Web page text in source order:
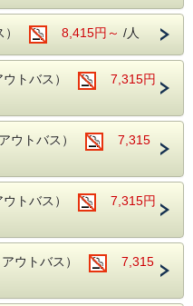
はニッコウキスゲ等数百種の植物が
りの滝】や【尾瀬】がおススメ！
車で約7分
約30分（戸倉よりは乗り合いバス
ちらの飲み放題つきバイキングプラ
の来館方法】別窓で開きま
往復）大人7,500円 小人3,750円
Ｒ沼田駅 大人10,000円 小人5,000
Ｒ上毛高原駅 大人11,000円 小人
、ご希望により途中コンビニに寄り
8:40発 ⇒ 鳩待峠
定場所） 16：00発 ⇒ 老神温泉 ⇒ Ｊ
駅
いします
） 8,415円～ /人
ウトバス）
7,315円
ウトバス）
7,315
ウトバス）
7,315円
アウトバス）
7,315